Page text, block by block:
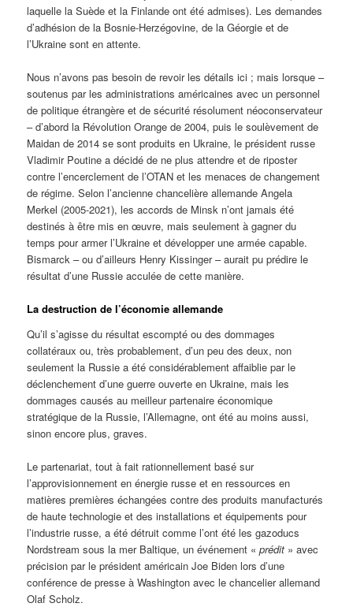
laquelle la Suède et la Finlande ont été admises). Les demandes
d’adhésion de la Bosnie-Herzégovine, de la Géorgie et de
l’Ukraine sont en attente.
Nous n’avons pas besoin de revoir les détails ici ; mais lorsque –
soutenus par les administrations américaines avec un personnel
de politique étrangère et de sécurité résolument néoconservateur
– d’abord la Révolution Orange de 2004, puis le soulèvement de
Maidan de 2014 se sont produits en Ukraine, le président russe
Vladimir Poutine a décidé de ne plus attendre et de riposter
contre l’encerclement de l’OTAN et les menaces de changement
de régime. Selon l’ancienne chancelière allemande Angela
Merkel (2005-2021), les accords de Minsk n’ont jamais été
destinés à être mis en œuvre, mais seulement à gagner du
temps pour armer l’Ukraine et développer une armée capable.
Bismarck – ou d’ailleurs Henry Kissinger – aurait pu prédire le
résultat d’une Russie acculée de cette manière.
La destruction de l’économie allemande
Qu’il s’agisse du résultat escompté ou des dommages
collatéraux ou, très probablement, d’un peu des deux, non
seulement la Russie a été considérablement affaiblie par le
déclenchement d’une guerre ouverte en Ukraine, mais les
dommages causés au meilleur partenaire économique
stratégique de la Russie, l’Allemagne, ont été au moins aussi,
sinon encore plus, graves.
Le partenariat, tout à fait rationnellement basé sur
l’approvisionnement en énergie russe et en ressources en
matières premières échangées contre des produits manufacturés
de haute technologie et des installations et équipements pour
l’industrie russe, a été détruit comme l’ont été les gazoducs
Nordstream sous la mer Baltique, un événement «prédit » avec
précision par le président américain Joe Biden lors d’une
conférence de presse à Washington avec le chancelier allemand
Olaf Scholz.